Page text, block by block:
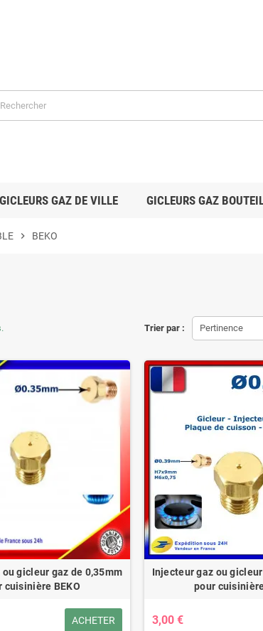
GICLEURS GAZ DE VILLE GICLEURS GAZ
chevron_right BEKO
Trier par : Pertinence
gicleur gaz de 0,35mm
cuisinière BEKO
ACHETER
Injecteur gaz ou
pour
3,00 €